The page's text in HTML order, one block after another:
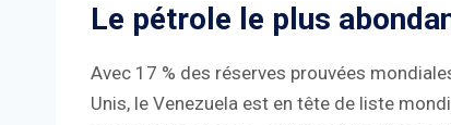
Le pétrole le plus
Avec 17 % des réserves prouvées
Unis, le Venezuela est en tête de liste